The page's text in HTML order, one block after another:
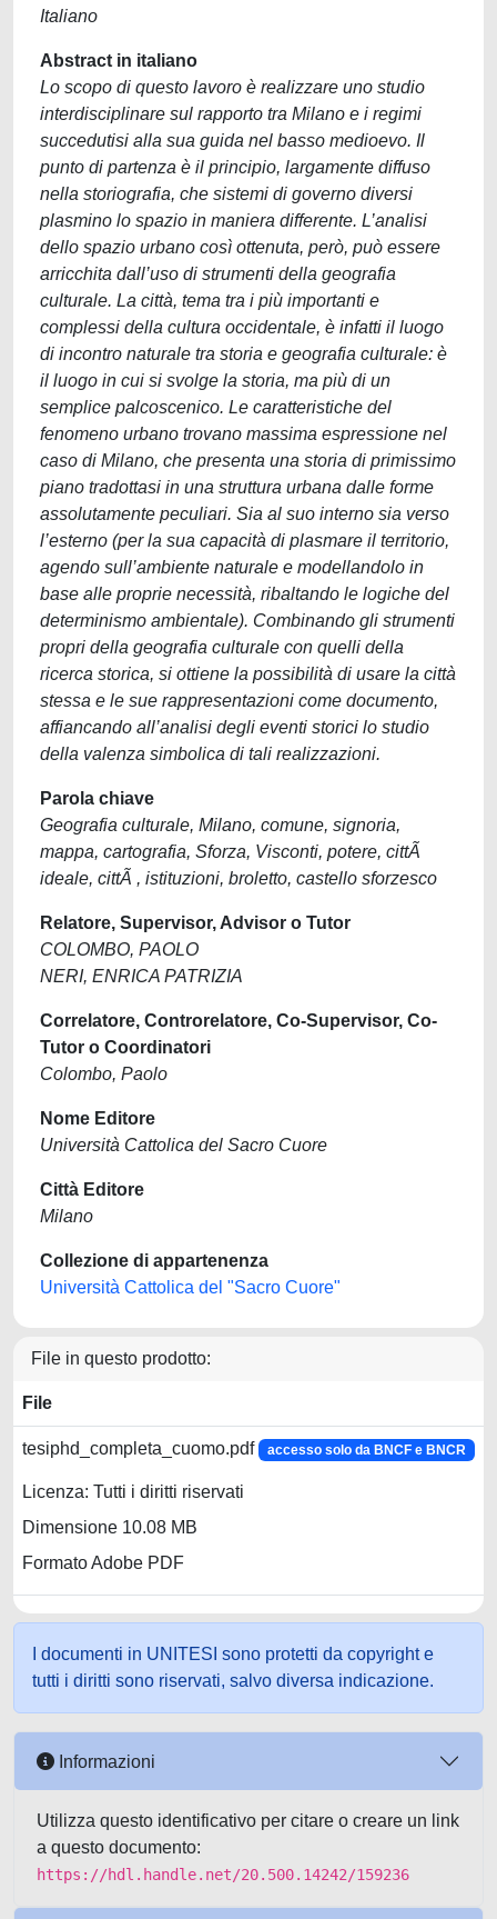
Italiano
Abstract in italiano
Lo scopo di questo lavoro è realizzare uno studio
interdisciplinare sul rapporto tra Milano e i regimi
succedutisi alla sua guida nel basso medioevo. Il
punto di partenza è il principio, largamente diffuso
nella storiografia, che sistemi di governo diversi
plasmino lo spazio in maniera differente. L’analisi
dello spazio urbano così ottenuta, però, può essere
arricchita dall’uso di strumenti della geografia
culturale. La città, tema tra i più importanti e
complessi della cultura occidentale, è infatti il luogo
di incontro naturale tra storia e geografia culturale: è
il luogo in cui si svolge la storia, ma più di un
semplice palcoscenico. Le caratteristiche del
fenomeno urbano trovano massima espressione nel
caso di Milano, che presenta una storia di primissimo
piano tradottasi in una struttura urbana dalle forme
assolutamente peculiari. Sia al suo interno sia verso
l’esterno (per la sua capacità di plasmare il territorio,
agendo sull’ambiente naturale e modellandolo in
base alle proprie necessità, ribaltando le logiche del
determinismo ambientale). Combinando gli strumenti
propri della geografia culturale con quelli della
ricerca storica, si ottiene la possibilità di usare la città
stessa e le sue rappresentazioni come documento,
affiancando all’analisi degli eventi storici lo studio
della valenza simbolica di tali realizzazioni.
Parola chiave
Geografia culturale, Milano, comune, signoria,
mappa, cartografia, Sforza, Visconti, potere, cittÃ
ideale, cittÃ , istituzioni, broletto, castello sforzesco
Relatore, Supervisor, Advisor o Tutor
COLOMBO, PAOLO
NERI, ENRICA PATRIZIA
Correlatore, Controrelatore, Co-Supervisor, Co-
Tutor o Coordinatori
Colombo, Paolo
Nome Editore
Università Cattolica del Sacro Cuore
Città Editore
Milano
Collezione di appartenenza
Università Cattolica del "Sacro Cuore"
File in questo prodotto:
File
tesiphd_completa_cuomo.pdf accesso solo da BNCF e BNCR
Licenza: Tutti i diritti riservati
Dimensione 10.08 MB
Formato Adobe PDF
I documenti in UNITESI sono protetti da copyright e
tutti i diritti sono riservati, salvo diversa indicazione.
Informazioni
Utilizza questo identificativo per citare o creare un link
a questo documento:
https://hdl.handle.net/20.500.14242/159236